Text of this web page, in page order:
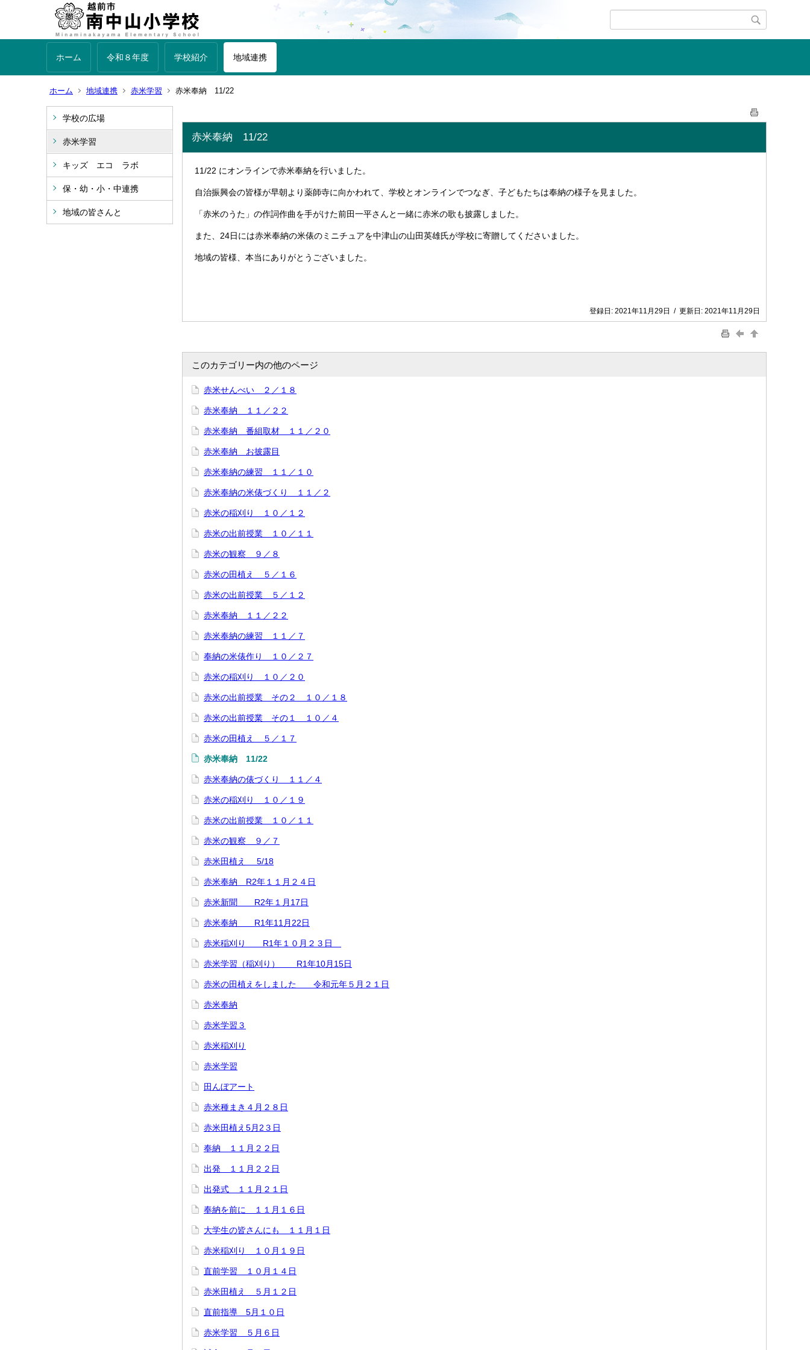
ホーム 令和８年度 学校紹介 地域連携
ホーム 地域連携 赤米学習 赤米奉納 11/22
学校の広場
赤米学習
キッズ エコ ラボ
保・幼・小・中連携
地域の皆さんと
赤米奉納 11/22
11/22 にオンラインで赤米奉納を行いました。
自治振興会の皆様が早朝より薬師寺に向かわれて、学校とオンラインでつなぎ、子どもたちは奉納の様子を見ました。
「赤米のうた」の作詞作曲を手がけた前田一平さんと一緒に赤米の歌も披露しました。
また、24日には赤米奉納の米俵のミニチュアを中津山の山田英雄氏が学校に寄贈してくださいました。
地域の皆様、本当にありがとうございました。
登録日: 2021年11月29日 / 更新日: 2021年11月29日
このカテゴリー内の他のページ
赤米せんべい ２／１８
赤米奉納 １１／２２
赤米奉納 番組取材 １１／２０
赤米奉納 お披露目
赤米奉納の練習 １１／１０
赤米奉納の米俵づくり １１／２
赤米の稲刈り １０／１２
赤米の出前授業 １０／１１
赤米の観察 ９／８
赤米の田植え ５／１６
赤米の出前授業 ５／１２
赤米奉納 １１／２２
赤米奉納の練習 １１／７
奉納の米俵作り １０／２７
赤米の稲刈り １０／２０
赤米の出前授業 その２ １０／１８
赤米の出前授業 その１ １０／４
赤米の田植え ５／１７
赤米奉納 11/22
赤米奉納の俵づくり １１／４
赤米の稲刈り １０／１９
赤米の出前授業 １０／１１
赤米の観察 ９／７
赤米田植え 5/18
赤米奉納 R2年１１月２４日
赤米新聞 R2年１月17日
赤米奉納 R1年11月22日
赤米稲刈り R1年１０月２３日
赤米学習（稲刈り） R1年10月15日
赤米の田植えをしました 令和元年５月２１日
赤米奉納
赤米学習３
赤米稲刈り
赤米学習
田んぼアート
赤米種まき４月２８日
赤米田植え5月2３日
奉納 １１月２２日
出発 １１月２２日
出発式 １１月２１日
奉納を前に １１月１６日
大学生の皆さんにも １１月１日
赤米稲刈り １０月１９日
直前学習 １０月１４日
赤米田植え ５月１２日
直前指導 5月１０日
赤米学習 ５月６日